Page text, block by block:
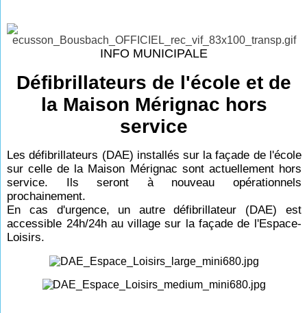
INFO MUNICIPALE
Défibrillateurs de l'école et de
la Maison Mérignac hors
service
Les défibrillateurs (DAE) installés sur la façade de l'école
sur celle de la Maison Mérignac sont actuellement hors
service. Ils seront à nouveau opérationnels
prochainement.
En cas d'urgence, un autre défibrillateur (DAE) est
accessible 24h/24h au village sur la façade de l'Espace-
Loisirs.